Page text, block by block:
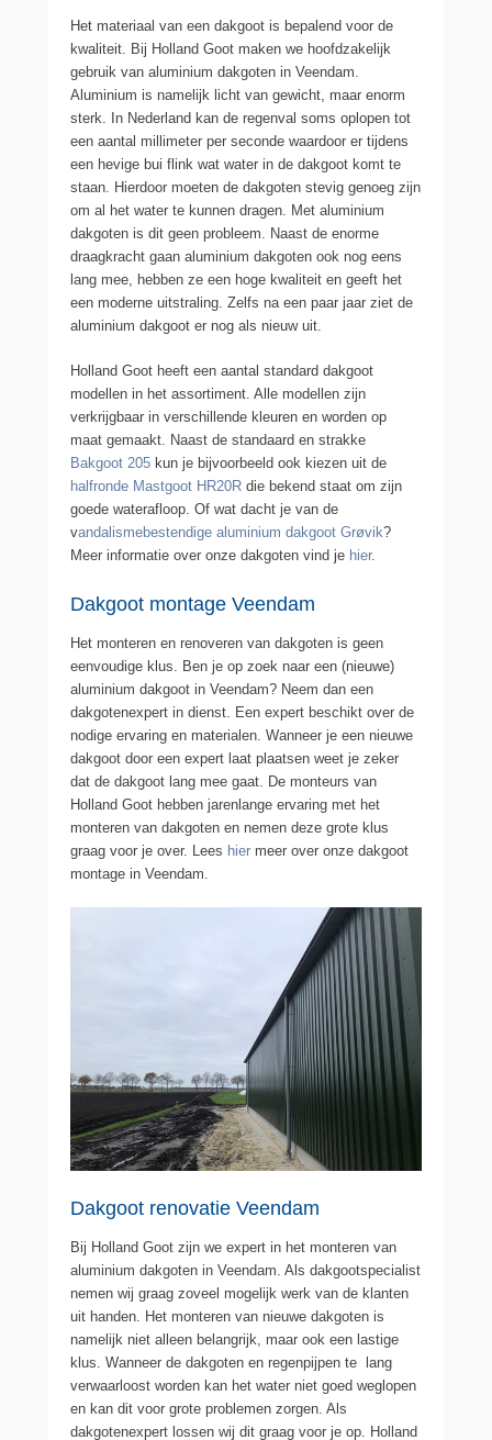
Het materiaal van een dakgoot is bepalend voor de
kwaliteit. Bij Holland Goot maken we hoofdzakelijk
gebruik van aluminium dakgoten in Veendam.
Aluminium is namelijk licht van gewicht, maar enorm
sterk. In Nederland kan de regenval soms oplopen tot
een aantal millimeter per seconde waardoor er tijdens
een hevige bui flink wat water in de dakgoot komt te
staan. Hierdoor moeten de dakgoten stevig genoeg zijn
om al het water te kunnen dragen. Met aluminium
dakgoten is dit geen probleem. Naast de enorme
draagkracht gaan aluminium dakgoten ook nog eens
lang mee, hebben ze een hoge kwaliteit en geeft het
een moderne uitstraling. Zelfs na een paar jaar ziet de
aluminium dakgoot er nog als nieuw uit.
Holland Goot heeft een aantal standard dakgoot
modellen in het assortiment. Alle modellen zijn
verkrijgbaar in verschillende kleuren en worden op
maat gemaakt. Naast de standaard en strakke
Bakgoot 205 kun je bijvoorbeeld ook kiezen uit de
halfronde Mastgoot HR20R die bekend staat om zijn
goede waterafloop. Of wat dacht je van de
vandalismebestendige aluminium dakgoot Grøvik?
Meer informatie over onze dakgoten vind je hier.
Dakgoot montage Veendam
Het monteren en renoveren van dakgoten is geen
eenvoudige klus. Ben je op zoek naar een (nieuwe)
aluminium dakgoot in Veendam? Neem dan een
dakgotenexpert in dienst. Een expert beschikt over de
nodige ervaring en materialen. Wanneer je een nieuwe
dakgoot door een expert laat plaatsen weet je zeker
dat de dakgoot lang mee gaat. De monteurs van
Holland Goot hebben jarenlange ervaring met het
monteren van dakgoten en nemen deze grote klus
graag voor je over. Lees hier meer over onze dakgoot
montage in Veendam.
Dakgoot renovatie Veendam
Bij Holland Goot zijn we expert in het monteren van
aluminium dakgoten in Veendam. Als dakgootspecialist
nemen wij graag zoveel mogelijk werk van de klanten
uit handen. Het monteren van nieuwe dakgoten is
namelijk niet alleen belangrijk, maar ook een lastige
klus. Wanneer de dakgoten en regenpijpen te lang
verwaarloost worden kan het water niet goed weglopen
en kan dit voor grote problemen zorgen. Als
dakgotenexpert lossen wij dit graag voor je op. Holland